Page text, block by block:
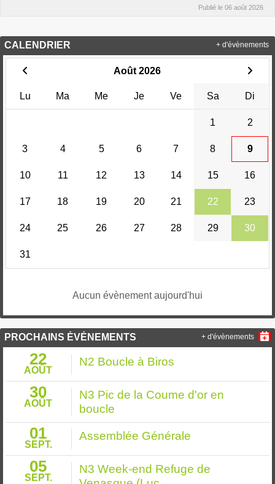
Publié le 06 août 2026
CALENDRIER
Août 2026
Lu Ma Me Je Ve Sa Di
1 2
3 4 5 6 7 8 9
10 11 12 13 14 15 16
17 18 19 20 21 22 23
24 25 26 27 28 29 30
31
Aucun évènement aujourd'hui
+ d'évènements
PROCHAINS ÉVÉNEMENTS
22
AOÛT
N2 Boucle à Biros
30
AOÛT
N3 Pic de la Coume d'or en
boucle
01
SEPT.
Assemblée Générale
05
SEPT.
N3 Week-end Refuge de
+ d'évènements